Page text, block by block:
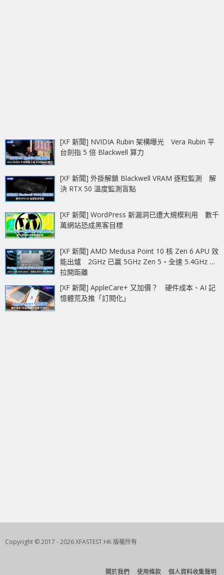
[XF 新聞] NVIDIA Rubin 架構曝光 Vera Rubin 平
台劍指 5 倍 Blackwell 算力
[XF 新聞] 外掛解鎖 Blackwell VRAM 逐粒監測 解
決 RTX 50 溫度監測盲點
[XF 新聞] WordPress 新漏洞已遭大規模利用 數千
萬網站恐成黑客目標
[XF 新聞] AMD Medusa Point 10 核 Zen 6 APU 效
能出爐 2GHz 已贏 5GHz Zen 5‧全速 5.4GHz 更
拉開距離
[XF 新聞] AppleCare+ 又加價？ 硬件成本、AI 記
憶體荒及推「訂閱化」
Copyright © 2017 - 2026 XFASTEST HK 版權所有
關於我們 使用條款 個人資料收集聲明